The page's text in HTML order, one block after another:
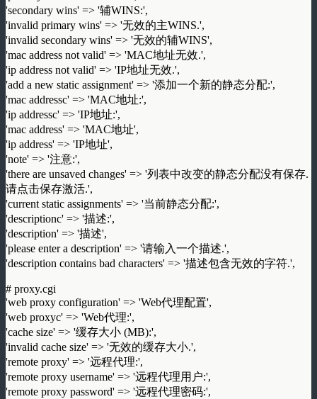
'secondary wins' => '辅WINS:',
'invalid primary wins' => '无效的主WINS.',
'invalid secondary wins' => '无效的辅WINS',
'mac address not valid' => 'MAC地址无效.',
'ip address not valid' => 'IP地址无效.',
'add a new static assignment' => '添加一个新的静态分配:',
'mac addressc' => 'MAC地址:',
'ip addressc' => 'IP地址:',
'mac address' => 'MAC地址',
'ip address' => 'IP地址',
'note' => '注意:',
'there are unsaved changes' => '列表中改变的静态分配没有保存.
请点击保存激活.',
'current static assignments' => '当前静态分配:',
'descriptionc' => '描述:',
'description' => '描述',
'please enter a description' => '请输入一个描述.',
'description contains bad characters' => '描述包含无效的字符.',
# proxy.cgi
'web proxy configuration' => 'Web代理配置',
'web proxyc' => 'Web代理:',
'cache size' => '缓存大小 (MB):',
'invalid cache size' => '无效的缓存大小.',
'remote proxy' => '远程代理:',
'remote proxy username' => '远程代理用户:',
'remote proxy password' => '远程代理密码:',